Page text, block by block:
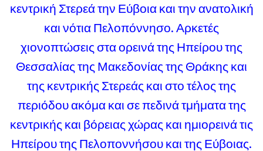
κεντρική Στερεά την Εύβοια και την ανατολική
και νότια Πελοπόννησο. Αρκετές
χιονοπτώσεις στα ορεινά της Ηπείρου της
Θεσσαλίας της Μακεδονίας της Θράκης και
της κεντρικής Στερεάς και στο τέλος της
περιόδου ακόμα και σε πεδινά τμήματα της
κεντρικής και βόρειας χώρας και ημιορεινά τις
Ηπείρου της Πελοποννήσου και της Εύβοιας.